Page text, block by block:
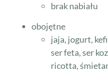
brak nabiału
obojętne
jaja, jogurt,
ser feta, ser
ricotta,